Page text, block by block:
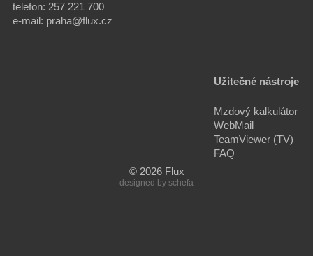
telefon: 257 221 700
e-mail: praha@flux.cz
Užitečné nástroje
Mzdový kalkulátor
WebMail
TeamViewer (TV)
FAQ
© 2026 Flux
designed by schefa